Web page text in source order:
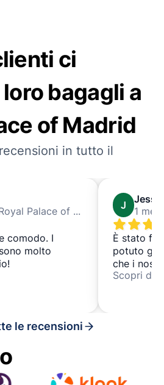
ci
bagagli a
of Madrid
in tutto il
4 giorni fa a Royal Palace of Madrid
comodo. I
molto
J
È stato
potuto
che i
con
Scopri di
le recensioni